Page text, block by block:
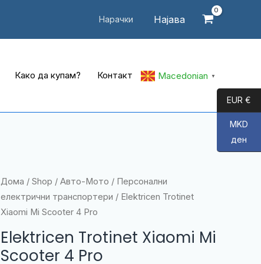
Нарачки Најава
Како да купам? Контакт Macedonian ▼
Дома / Shop / Авто-Мото / Персонални
електрични транспортери / Elektricen Trotinet
Xiaomi Mi Scooter 4 Pro
Elektricen Trotinet Xiaomi Mi
Scooter 4 Pro
EUR €
MKD
ден